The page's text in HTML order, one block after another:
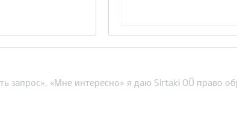
запрос», «Мне интересно» я даю Sirtaki OÜ право